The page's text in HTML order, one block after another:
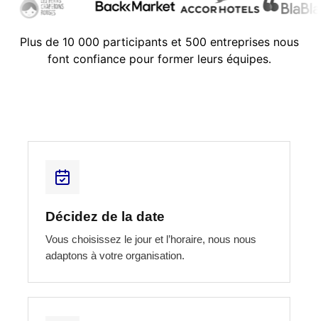
Plus de 10 000 participants et 500 entreprises nous
font confiance pour former leurs équipes.
Nos atouts
Décidez de la date
Vous choisissez le jour et l’horaire, nous nous
adaptons à votre organisation.